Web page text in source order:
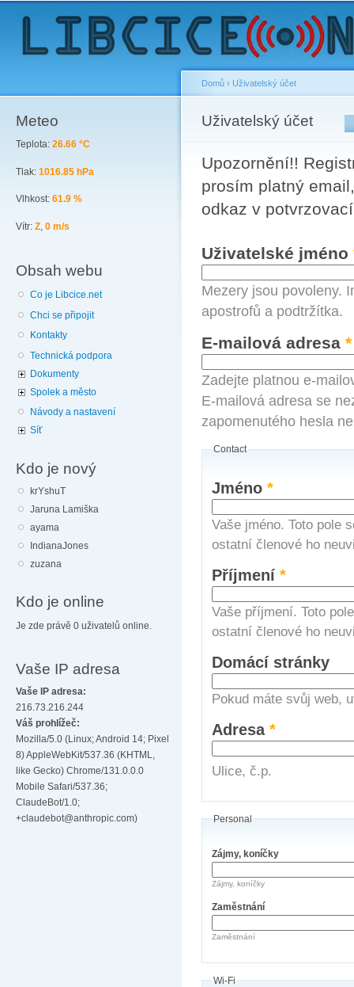
Meteo
Teplota: 26.66 °C
Tlak: 1016.85 hPa
Vlhkost: 61.9 %
Vítr: Z, 0 m/s
Obsah webu
Co je Libcice.net
Chci se připojit
Kontakty
Technická podpora
Dokumenty
Spolek a město
Návody a nastavení
Síť
Kdo je nový
krYshuT
Jaruna Lamiška
ayama
IndianaJones
zuzana
Kdo je online
Je zde právě 0 uživatelů online.
Vaše IP adresa
Vaše IP adresa:
216.73.216.244
Váš prohlížeč:
Mozilla/5.0 (Linux; Android 14; Pixel
8) AppleWebKit/537.36 (KHTML,
like Gecko) Chrome/131.0.0.0
Mobile Safari/537.36;
ClaudeBot/1.0;
+claudebot@anthropic.com)
You are here
Domů › Uživatelský účet
Uživatelský účet
Primary tabs
Upozornění!!
prosím platný
odkaz v
Uživatelské jméno
Mezery jsou povoleny.
apostrofů a podtržítka.
E-mailová adresa *
Zadejte platnou e-
E-mailová adresa se
zapomenutého hesla
Contact
Jméno*
Vaše jméno. Toto pole
ostatní členové ho
Příjmení*
Vaše příjmení. Toto
ostatní členové ho
Domácí stránky
Pokud máte svůj web,
Adresa*
Ulice, č.p.
Personal
Zájmy, koníčky
Zájmy, koníčky
Zaměstnání
Zaměstnání
Wi-Fi